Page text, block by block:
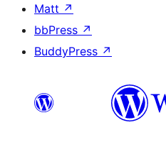
Matt ↗
bbPress ↗
BuddyPress ↗